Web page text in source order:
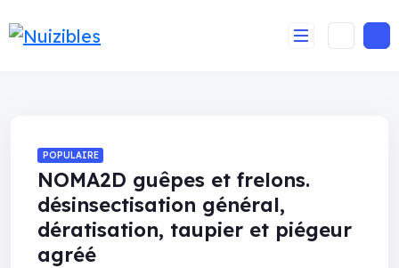
NOMA2D guêpes et frelons.
désinsectisation général,
dératisation, taupier et piégeur
agréé
POPULAIRE